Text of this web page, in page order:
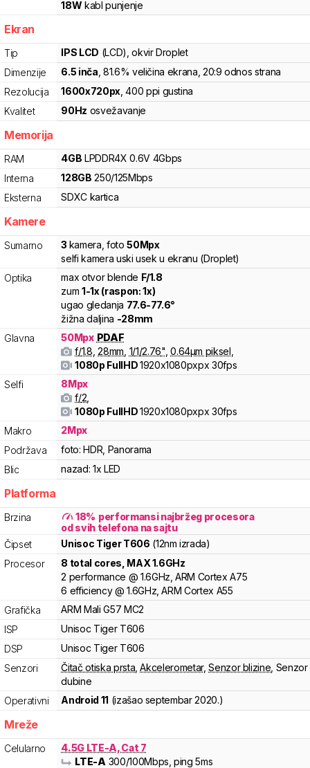
18W kabl punjenje
Ekran
Tip IPS LCD (LCD) , okvir Droplet
Dimenzije
6.5 inča , 81.6% veličina ekrana , 20:9 odnos strana
Rezolucija
1600x720px ,400 ppi gustina
Kvalitet
90Hz osvežavanje
Memorija
RAM 4GB LPDDR4X 0.6V 4Gbps
Interna
128GB 250/125Mbps
Eksterna
SDXC kartica
Kamere
Sumarno 3 kamera foto50Mpx
selfi kamera uski usek u ekranu (Droplet)
Optika
max otvor blende F/1.8
zum1-1x (raspon:1x)
ugao gledanja 77.6-77.6°
žižna daljina -28mm
Glavna
50Mpx PDAF
f/1.8 28mm 1/1/2.76" 0.64µm piksel
1080p FullHD1920x1080pxpx30fps
Selfi
8Mpx
f/2
1080p FullHD1920x1080pxpx30fps
Makro
2Mpx
Podržava
foto: HDR, Panorama
Blic
nazad: 1x LED
Platforma
Brzina 18% performansi najbržeg procesora
od svih telefona na sajtu
Čipset
Unisoc Tiger T606 (12nm izrada)
Procesor
8 total cores , MAX1.6GHz
2 performance @ 1.6GHz,ARM Cortex A75
6 efficiency @ 1.6GHz,ARM Cortex A55
Grafička
ARM Mali G57 MC2
ISP
Unisoc Tiger T606
DSP
Unisoc Tiger T606
Senzori
Čitač otiska prsta ,Akcelerometar,Senzor blizine Senzor
dubine
Operativni
Android 11 (izašao septembar 2020.)
Mreže
Celularno
4.5G LTE-A, Cat 7
LTE-A 300/100Mbps , ping 5ms